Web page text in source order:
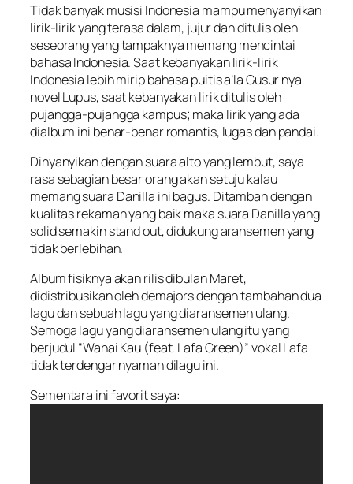
Tidak banyak musisi Indonesia mampu menyanyikan
lirik-lirik yang terasa dalam, jujur dan ditulis oleh
seseorang yang tampaknya memang mencintai
bahasa Indonesia. Saat kebanyakan lirik-lirik
Indonesia lebih mirip bahasa puitis a’la Gusur nya
novel Lupus, saat kebanyakan lirik ditulis oleh
pujangga-pujangga kampus; maka lirik yang ada
dialbum ini benar-benar romantis, lugas dan pandai.
Dinyanyikan dengan suara alto yang lembut, saya
rasa sebagian besar orang akan setuju kalau
memang suara Danilla ini bagus. Ditambah dengan
kualitas rekaman yang baik maka suara Danilla yang
solid semakin stand out, didukung aransemen yang
tidak berlebihan.
Album fisiknya akan rilis dibulan Maret,
didistribusikan oleh demajors dengan tambahan dua
lagu dan sebuah lagu yang diaransemen ulang.
Semoga lagu yang diaransemen ulang itu yang
berjudul “Wahai Kau (feat. Lafa Green)” vokal Lafa
tidak terdengar nyaman dilagu ini.
Sementara ini favorit saya: